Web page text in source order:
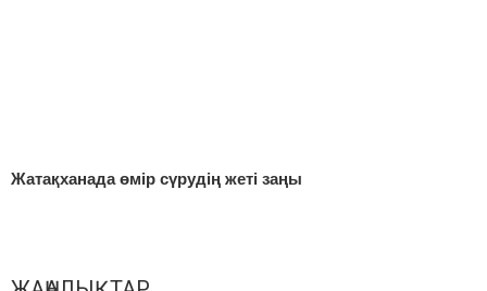
Жатақханада өмір сүрудің жеті заңы